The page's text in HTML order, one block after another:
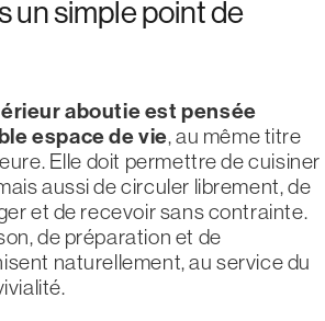
un simple point de
aboutie est pensée
espace de vie, au même titre
Elle doit permettre de cuisiner
aussi de circuler librement, de
et de recevoir sans contrainte.
de préparation et de
naturellement, au service du